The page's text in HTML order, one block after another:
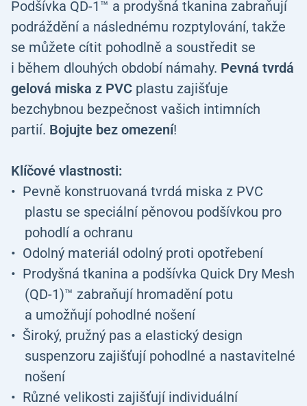
Podšívka QD-1™ a prodyšná tkanina zabraňují
podráždění a následnému rozptylování, takže
se můžete cítit pohodlně a soustředit se
i během dlouhých období námahy. Pevná tvrdá
gelová miska z PVC plastu zajišťuje
bezchybnou bezpečnost vašich intimních
partií. Bojujte bez omezení!
Klíčové vlastnosti:
Pevně konstruovaná tvrdá miska z PVC
plastu se speciální pěnovou podšívkou pro
pohodlí a ochranu
Odolný materiál odolný proti opotřebení
Prodyšná tkanina a podšívka Quick Dry Mesh
(QD-1)™ zabraňují hromadění potu
a umožňují pohodlné nošení
Široký, pružný pas a elastický design
suspenzoru zajišťují pohodlné a nastavitelné
nošení
Různé velikosti zajišťují individuální